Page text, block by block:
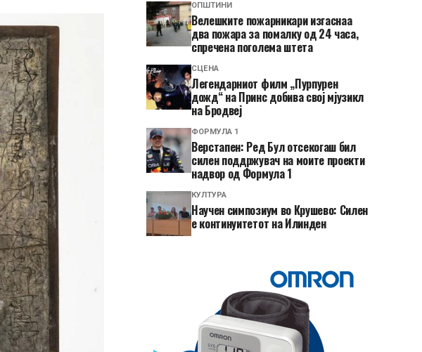
ОПШТИНИ
Велешките пожарникари изгаснаа
два пожара за помалку од 24 часа,
спречена поголема штета
СЦЕНА
Легендарниот филм „Пурпурен
дожд“ на Принс добива свој мјузикл
на Бродвеј
ФОРМУЛА 1
Верстапен: Ред Бул отсекогаш бил
силен поддржувач на моите проекти
надвор од Формула 1
КУЛТУРА
Научен симпозиум во Крушево: Силен
е континуитетот на Илинден